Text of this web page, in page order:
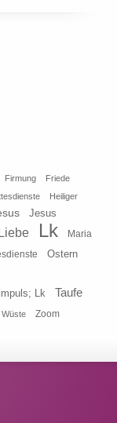
Firmung
Friede
Heiliger
Jesus
Liebe Lk Maria
Ostern
Lk Taufe
Wüste Zoom